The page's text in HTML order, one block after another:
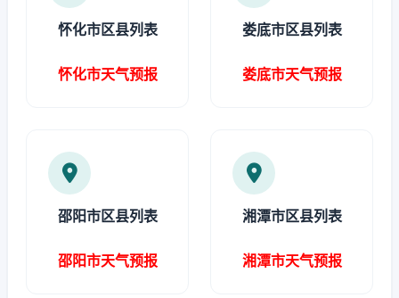
怀化市区县列表
怀化市天气预报
娄底市区县列表
娄底市天气预报
邵阳市区县列表
邵阳市天气预报
湘潭市区县列表
湘潭市天气预报